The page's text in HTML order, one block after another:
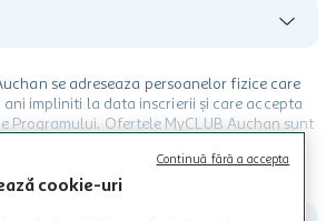
se adreseaza persoanelor fizice care
ani impliniti la data inscrierii și care accepta
Programului. Ofertele MyCLUB Auchan sunt
client o singura data in perioada promotiei.
doar in legatura cu magazinele Auchan
CITESTE MAI MULT
cookie-uri
Continuă fără a accepta